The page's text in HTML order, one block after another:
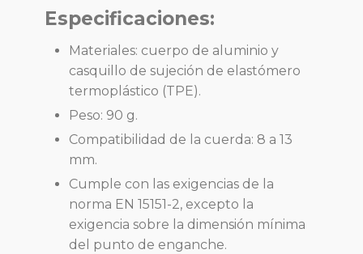
Especificaciones:
Materiales: cuerpo de aluminio y
casquillo de sujeción de elastómero
termoplástico (TPE).
Peso: 90 g.
Compatibilidad de la cuerda: 8 a 13
mm.
Cumple con las exigencias de la
norma EN 15151-2, excepto la
exigencia sobre la dimensión mínima
del punto de enganche.